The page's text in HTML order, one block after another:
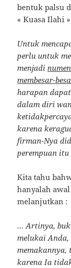
bentuk palsu
« Kuasa Ilahi
Untuk
perlu untuk
menjadi
membesar-
harapan
dalam diri
karena
firman-Nya
perempuan
Kita tahu
hanyalah
melanjutkan :
… Artinya,
melukai
karena Ia